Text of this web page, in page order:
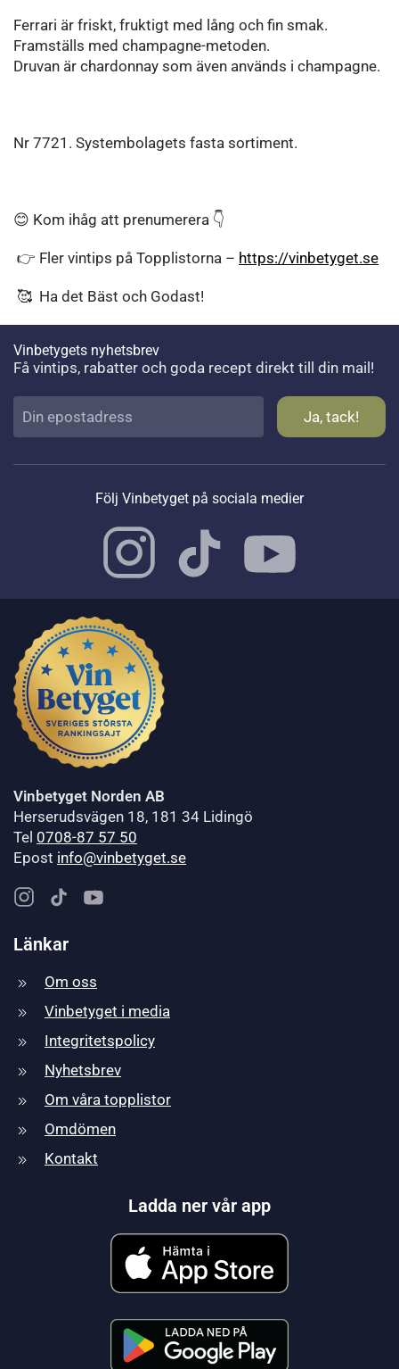
Ferrari är friskt, fruktigt med lång och fin smak.
Framställs med champagne-metoden.
Druvan är chardonnay som även används i champagne.
Nr 7721. Systembolagets fasta sortiment.
😊 Kom ihåg att prenumerera 👇
👉 Fler vintips på Topplistorna – https://vinbetyget.se
🥰 Ha det Bäst och Godast!
Vinbetygets nyhetsbrev
Få vintips, rabatter och goda recept direkt till din mail!
Följ Vinbetyget på sociala medier
Vinbetyget Norden AB
Herserudsvägen 18, 181 34 Lidingö
Tel 0708-87 57 50
Epost info@vinbetyget.se
Länkar
Om oss
Vinbetyget i media
Integritetspolicy
Nyhetsbrev
Om våra topplistor
Omdömen
Kontakt
Ladda ner vår app